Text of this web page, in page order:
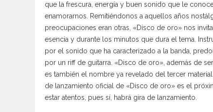
que la frescura, energía y buen sonido que le
enamorarnos. Remitiéndonos a aquellos años
preocupaciones eran otras, «Disco de oro» nos
esencia y durante los minutos que dura el tema.
por el sonido que ha caracterizado a la banda,
por un riff de guitarra. «Disco de oro», además de
es también el nombre ya revelado del tercer
de lanzamiento oficial de «Disco de oro» es el
estar atentos, pues sí, habrá gira de lanzamiento.